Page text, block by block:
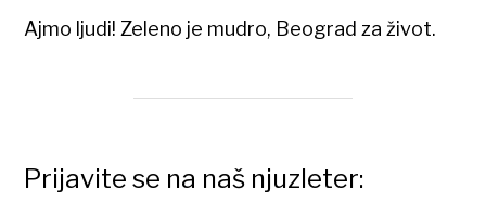
Ajmo ljudi! Zeleno je mudro, Beograd za život.
Prijavite se na naš njuzleter: